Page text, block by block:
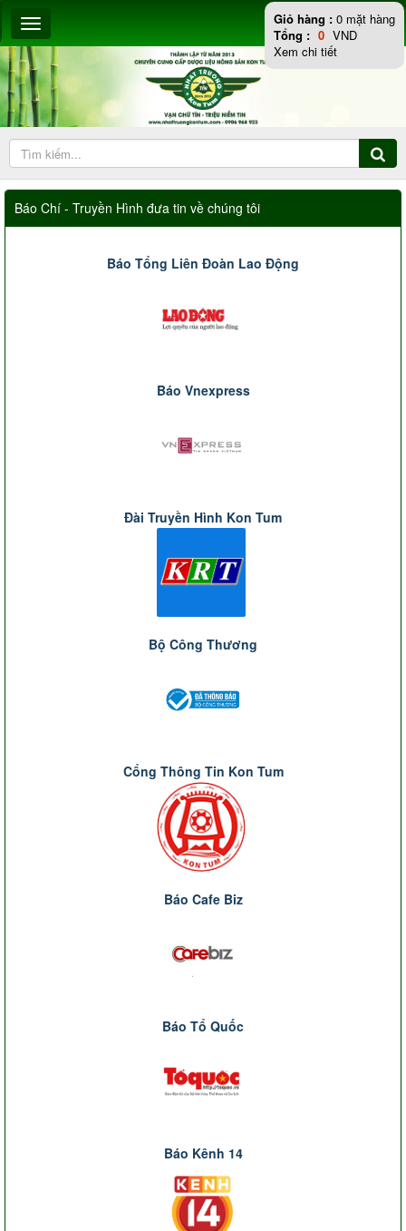
Báo Chí - Truyền Hình đưa tin về chúng tôi
Báo Tổng Liên Đoàn Lao Động
Báo Vnexpress
Đài Truyền Hình Kon Tum
Bộ Công Thương
Cổng Thông Tin Kon Tum
Báo Cafe Biz
Báo Tổ Quốc
Báo Kênh 14
Giỏ hàng : 0 mặt hàng
Tổng : 0 VND
Xem chi tiết